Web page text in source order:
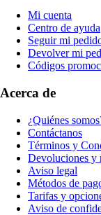
Mi cuenta
Centro de ayuda
Seguir mi
Devolver mi
Códigos
Acerca de
¿Quiénes
Contáctanos
Términos y
Devoluciones y
Aviso legal
Métodos de
Tarifas y
Aviso de